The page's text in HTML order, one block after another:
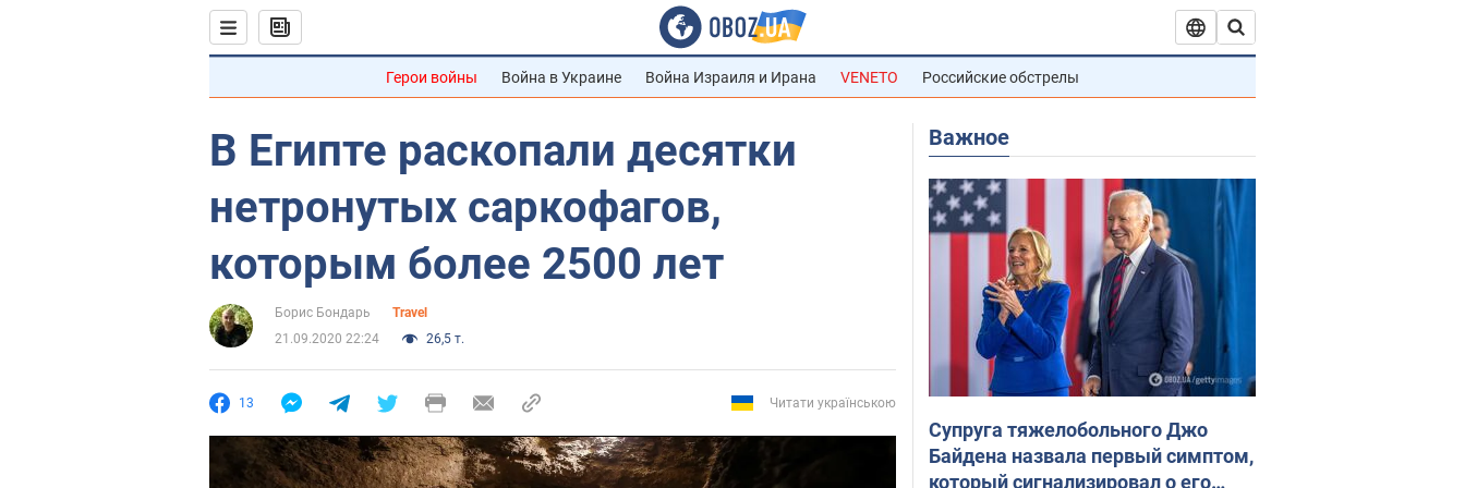
Герои войны Война в Украине Война Израиля и Ирана VENETO Российские обстрелы
В Египте раскопали десятки
нетронутых саркофагов,
которым более 2500 лет
Борис Бондарь
Travel
21.09.2020 22:24
26,5 т.
13 Читати українською
Важное
Супруга тяжелобольного Джо
Байдена назвала первый симптом,
который сигнализировал о его